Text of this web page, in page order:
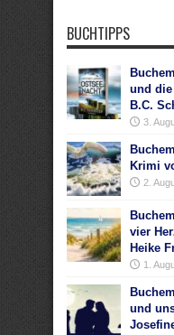
BUCHTIPPS
und
B.C.
3.
Krimi
2.
vier
Heike
1.
und